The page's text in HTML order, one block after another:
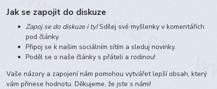
Jak se zapojit do diskuze
Zapoj se do diskuze i ty!Sdílej své myšlenky v komentářích
pod články.
Připoj se k našim sociálním sítím a sleduj novinky.
Poděl se o naše články s přáteli a rodinou!
Vaše názory a zapojení nám pomohou vytvářet lepší obsah, který
vám přinese hodnotu. Děkujeme, že jste s námi!